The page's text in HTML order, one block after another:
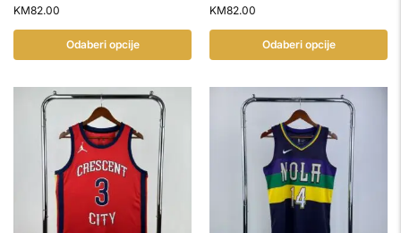
KM82.00
Odaberi opcije
KM82.00
Odaberi opcije